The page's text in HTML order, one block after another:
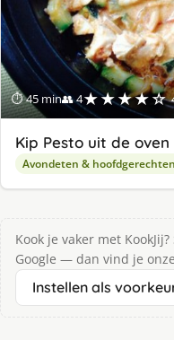
⏱ 45 min👥 4★★★★☆
Kip Pesto uit de oven
Avondeten & hoofdgerechten
Kook je vaker met
Google — dan vind je
Instellen als